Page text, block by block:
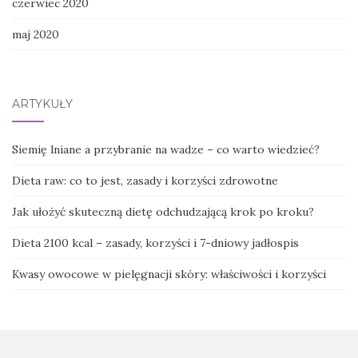
czerwiec 2020
maj 2020
ARTYKUŁY
Siemię lniane a przybranie na wadze – co warto wiedzieć?
Dieta raw: co to jest, zasady i korzyści zdrowotne
Jak ułożyć skuteczną dietę odchudzającą krok po kroku?
Dieta 2100 kcal – zasady, korzyści i 7-dniowy jadłospis
Kwasy owocowe w pielęgnacji skóry: właściwości i korzyści